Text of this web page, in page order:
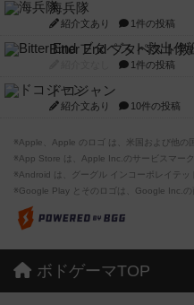
海兵隊
紹介文あり 1件の投稿
Bitter End ブタペスト
1件の投稿
ドコジャン
紹介文あり 10件の投稿
※Apple、Apple のロゴ は、米国および他の
※App Store は、Apple Inc.のサービスマーク
※Android は、グーグル インコーポレイテッ
※Google Play とそのロゴは、Google Inc.の
ボドゲーマTOP